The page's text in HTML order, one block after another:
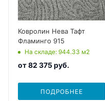
Ковролин Нева Тафт
Фламинго 915
На складе: 944.33 м2
от82 375 руб.
ПОДРОБНЕЕ